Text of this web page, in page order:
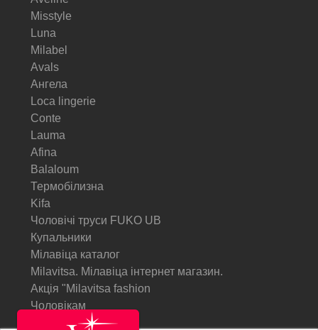
Misstyle
Luna
Milabel
Avals
Ангела
Loca lingerie
Conte
Lauma
Afina
Balaloum
Термобілизна
Kifa
Чоловічі труси FUKO UB
Купальники
Мілавіца каталог
Milavitsa. Мілавіца інтернет магазин.
Акція "Milavitsa fashion
Чоловікам